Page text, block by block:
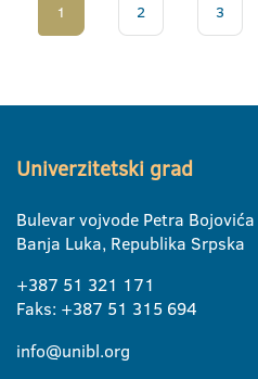
1 2 3
Univerzitetski grad
Bulevar vojvode Petra Bojovića
Banja Luka, Republika Srpska
+387 51 321 171
Faks: +387 51 315 694
info@unibl.org